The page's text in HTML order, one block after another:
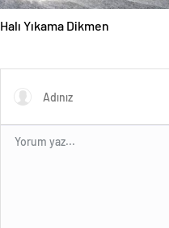
Halı Yıkama Dikmen